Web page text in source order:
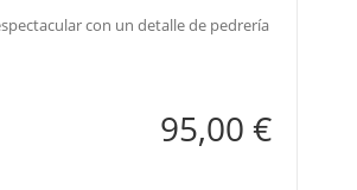
con un detalle de pedrería
95,00 €